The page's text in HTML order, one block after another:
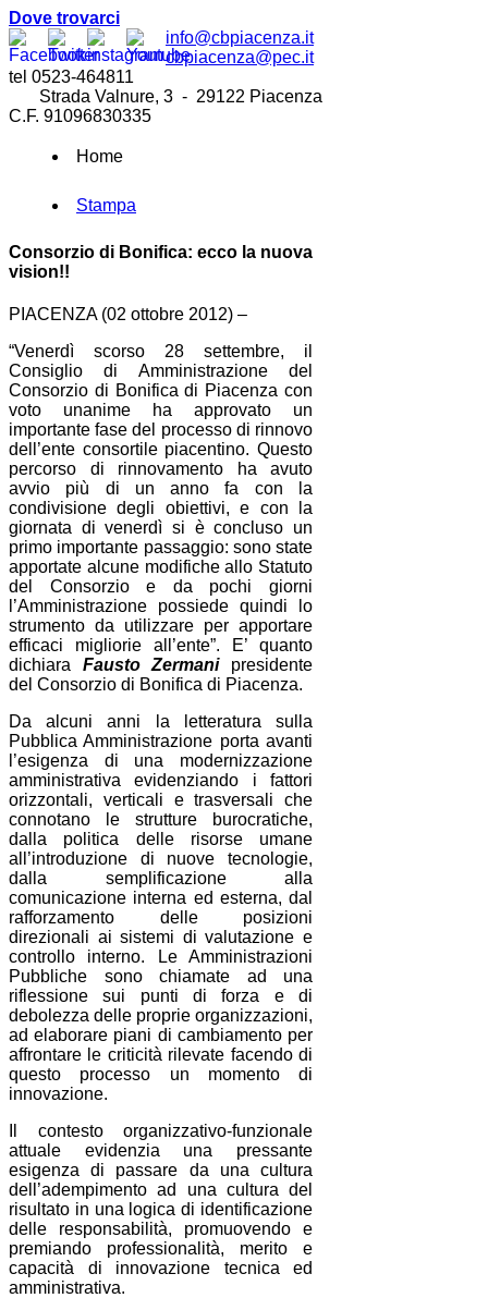
Dove trovarci
info@cbpiacenza.it
cbpiacenza@pec.it
tel 0523-464811
Strada Valnure, 3 - 29122 Piacenza
C.F. 91096830335
Home
Stampa
Consorzio di Bonifica: ecco la nuova
vision!!
PIACENZA (02 ottobre 2012) –
“Venerdì scorso 28 settembre, il
Consiglio di Amministrazione del
Consorzio di Bonifica di Piacenza con
voto unanime ha approvato un
importante fase del processo di rinnovo
dell’ente consortile piacentino. Questo
percorso di rinnovamento ha avuto
avvio più di un anno fa con la
condivisione degli obiettivi, e con la
giornata di venerdì si è concluso un
primo importante passaggio: sono state
apportate alcune modifiche allo Statuto
del Consorzio e da pochi giorni
l’Amministrazione possiede quindi lo
strumento da utilizzare per apportare
efficaci migliorie all’ente”. E’ quanto
dichiara Fausto Zermanipresidente
del Consorzio di Bonifica di Piacenza.
Da alcuni anni la letteratura sulla
Pubblica Amministrazione porta avanti
l’esigenza di una modernizzazione
amministrativa evidenziando i fattori
orizzontali, verticali e trasversali che
connotano le strutture burocratiche,
dalla politica delle risorse umane
all’introduzione di nuove tecnologie,
dalla semplificazione alla
comunicazione interna ed esterna, dal
rafforzamento delle posizioni
direzionali ai sistemi di valutazione e
controllo interno. Le Amministrazioni
Pubbliche sono chiamate ad una
riflessione sui punti di forza e di
debolezza delle proprie organizzazioni,
ad elaborare piani di cambiamento per
affrontare le criticità rilevate facendo di
questo processo un momento di
innovazione.
Il contesto organizzativo-funzionale
attuale evidenzia una pressante
esigenza di passare da una cultura
dell’adempimento ad una cultura del
risultato in una logica di identificazione
delle responsabilità, promuovendo e
premiando professionalità, merito e
capacità di innovazione tecnica ed
amministrativa.